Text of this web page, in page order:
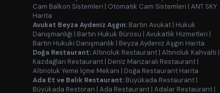
Cam Balkon Sistemleri | Otomatik Cam Sistemleri | ANT SKY
Harita
Avukat Beyza Aydeniz Aşgın: Bartın Avukat | Hukuk
Danışmanlığı | Bartın Hukuk Bürosu | Avukatlık Hizmetleri |
Bartın Hukuki Danışmanlık | Beyza Aydeniz Aşgın Harita
Doğa Restaurant:Altınoluk Restaurant | Altınoluk Kahvaltı |
Kazdağları Restaurant | Deniz Manzaralı Restaurant |
Altınoluk Yeme İçme Mekanı | Doğa Restaurant Harita
Ada Et ve Balık Restaurant: Büyükada Restaurant |
Büyükada Restoran | Ada Restaurant | Adalar Restaurant |